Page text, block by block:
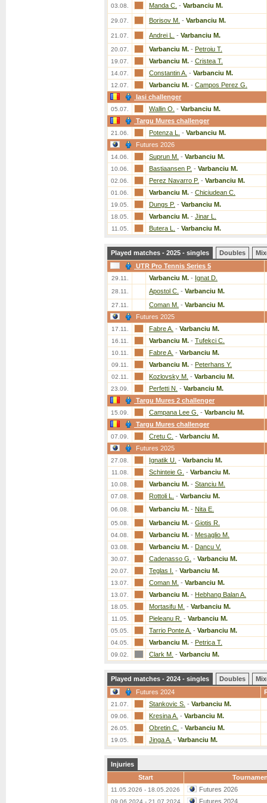
03.08. Manda C. - Varbanciu M.
29.07. Borisov M. - Varbanciu M.
21.07. Andrei L. - Varbanciu M.
20.07. Varbanciu M. - Petroiu T.
19.07. Varbanciu M. - Cristea T.
14.07. Constantin A. - Varbanciu M.
12.07. Varbanciu M. - Campos Perez G.
Iasi challenger
05.07. Wallin O. - Varbanciu M.
Targu Mures challenger
21.06. Potenza L. - Varbanciu M.
Futures 2026
14.06. Suprun M. - Varbanciu M.
10.06. Bastiaansen P. - Varbanciu M.
02.06. Perez Navarro P. - Varbanciu M.
01.06. Varbanciu M. - Chiciudean C.
19.05. Dungs P. - Varbanciu M.
18.05. Varbanciu M. - Jinar L.
11.05. Butera L. - Varbanciu M.
Played matches - 2025 - singles Doubles
UTR Pro Tennis Series 5
29.11. Varbanciu M. - Ignat D.
28.11. Apostol C. - Varbanciu M.
27.11. Coman M. - Varbanciu M.
Futures 2025
17.11. Fabre A. - Varbanciu M.
16.11. Varbanciu M. - Tufekci C.
10.11. Fabre A. - Varbanciu M.
09.11. Varbanciu M. - Peterhans Y.
02.11. Kozlovsky M. - Varbanciu M.
23.09. Perfetti N. - Varbanciu M.
Targu Mures 2 challenger
15.09. Campana Lee G. - Varbanciu M.
Targu Mures challenger
07.09. Cretu C. - Varbanciu M.
Futures 2025
27.08. Ignatik U. - Varbanciu M.
11.08. Schinteie G. - Varbanciu M.
10.08. Varbanciu M. - Stanciu M.
07.08. Rottoli L. - Varbanciu M.
06.08. Varbanciu M. - Nita E.
05.08. Varbanciu M. - Giotis R.
04.08. Varbanciu M. - Mesaglio M.
03.08. Varbanciu M. - Dancu V.
30.07. Cadenasso G. - Varbanciu M.
20.07. Teglas I. - Varbanciu M.
13.07. Coman M. - Varbanciu M.
13.07. Varbanciu M. - Hebhang Balan A.
18.05. Mortasifu M. - Varbanciu M.
11.05. Pieleanu R. - Varbanciu M.
05.05. Tarrio Ponte A. - Varbanciu M.
04.05. Varbanciu M. - Petrica T.
09.02. Clark M. - Varbanciu M.
Played matches - 2024 - singles Doubles
Futures 2024
21.07. Stankovic S. - Varbanciu M.
09.06. Kresina A. - Varbanciu M.
26.05. Obretin C. - Varbanciu M.
19.05. Jinga A. - Varbanciu M.
Injuries
Start
11.05.2026 - 18.05.2026 Futures 2026
09.06.2024 - 21.07.2024 Futures 2024